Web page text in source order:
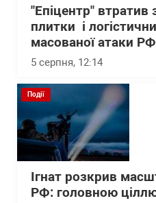
"Епіцентр" втратив
плитки і
масованої атаки РФ
5 серпня, 12:14
Події
Ігнат розкрив
РФ: головною